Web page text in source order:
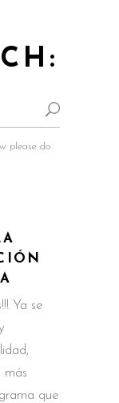
please do
Ya se
más
que